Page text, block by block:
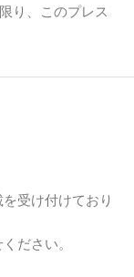
り、このプレス
受け付けており
ださい。